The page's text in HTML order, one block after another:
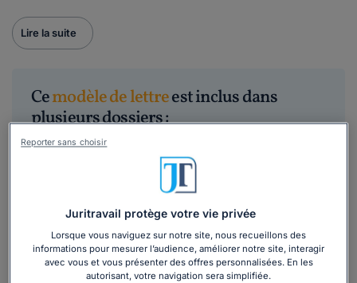
Lire la suite
Cemodèle de lettreest inclus dans
plusieurs dossiers :
Cession de parts sociales de SARL :
maîtrisez la fiscalité et la procédure sans
34 328 utilisateurs ont consulté ce dossier
Découvrirle dossier
Juritravail protège votre vie privée
Lorsque vous naviguez sur notre site, nous recueillons des
informations pour mesurer l’audience, améliorer notre site, interagir
avec vous et vous présenter des offres personnalisées. En les
autorisant, votre navigation sera simplifiée.
Reporter sans choisir